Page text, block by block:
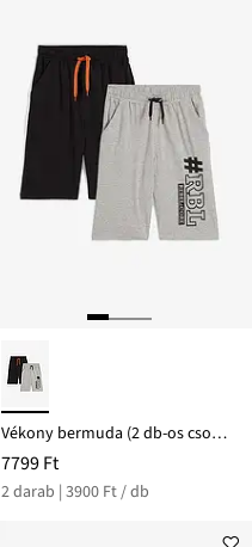
Vékony bermuda (2 db-os csomag)
7799 Ft
2 darab | 3900 Ft / db